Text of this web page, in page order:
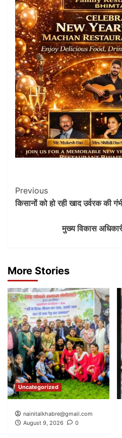
Post
Navigation
Previous
किसानों को हो रही खाद उर्वरक की
मुख्य विकास
More Stories
Uncategorized
nainitalkhabre@gmail.com
August 9, 2026
0